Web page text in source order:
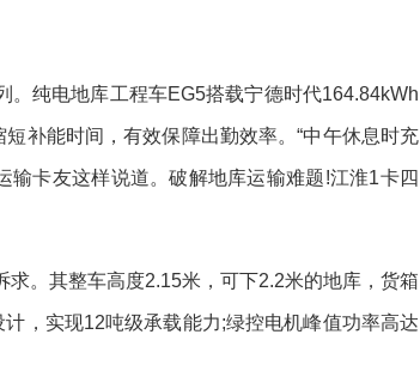
纯电地库工程车EG5搭载宁德时代164.84kWh
补能时间，有效保障出勤效率。“中午休息时充
输卡友这样说道。破解地库运输难题!江淮1卡四
。其整车高度2.15米，可下2.2米的地库，货箱
，实现12吨级承载能力;绿控电机峰值功率高达